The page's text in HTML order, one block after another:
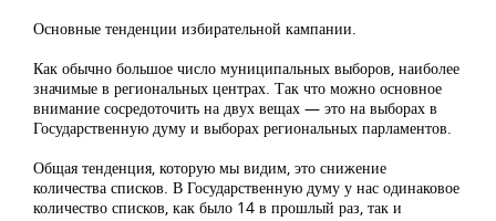
Основные тенденции избирательной кампании.
Как обычно большое число муниципальных выборов, наиболее
значимые в региональных центрах. Так что можно основное
внимание сосредоточить на двух вещах — это на выборах в
Государственную думу и выборах региональных парламентов.
Общая тенденция, которую мы видим, это снижение
количества списков. В Государственную думу у нас одинаковое
количество списков, как было 14 в прошлый раз, так и